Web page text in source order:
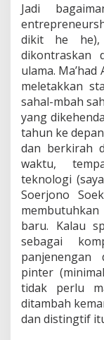
Jadi
dikit he he),
dikontraskan
ulama.
meletakkan
sahal-mbah
yang
tahun ke
dan berkirah
waktu,
teknologi
Soerjono
membutuhkan
baru. Kalau
sebagai
panjenengan
pinter
tidak perlu
ditambah
dan distingtif